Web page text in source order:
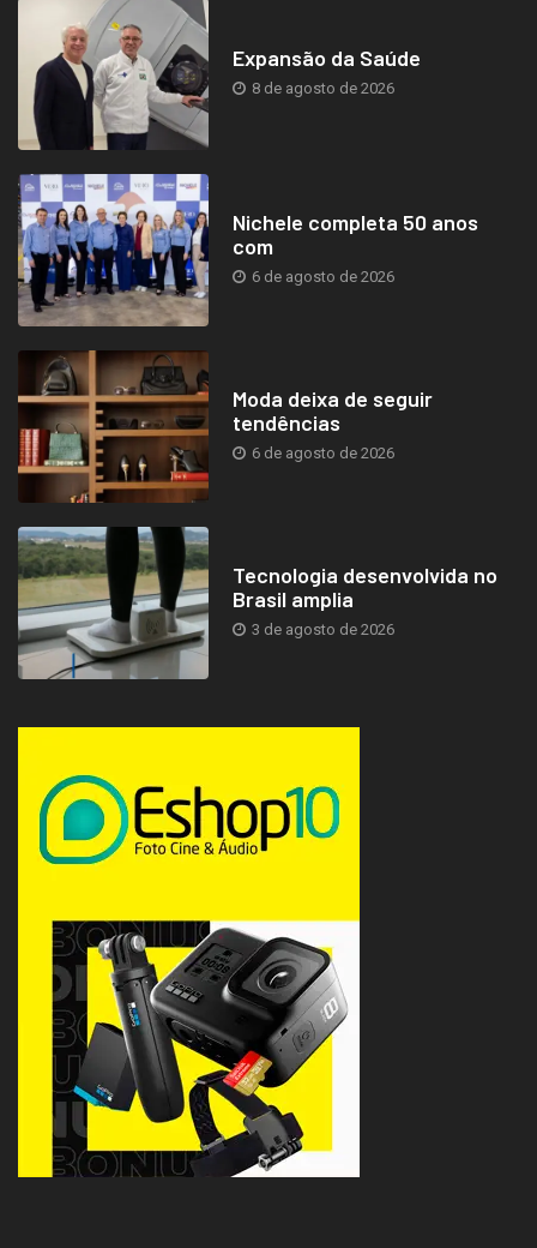
Expansão da Saúde
8 de agosto de 2026
Nichele completa 50 anos
com
6 de agosto de 2026
Moda deixa de seguir
tendências
6 de agosto de 2026
Tecnologia desenvolvida no
Brasil amplia
3 de agosto de 2026